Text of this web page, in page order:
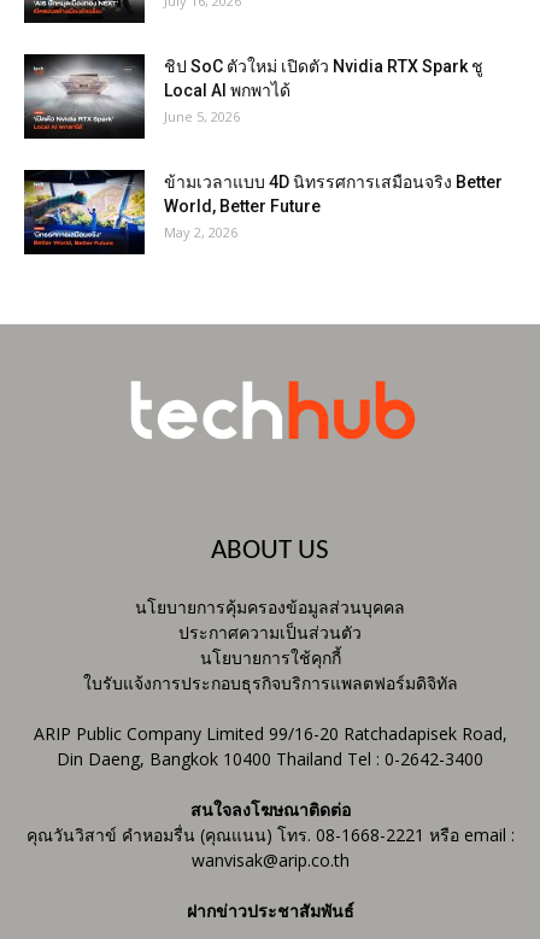
ชิป SoC ตัวใหม่ เปิดตัว Nvidia RTX Spark ชู
Local AI พกพาได้
June 5, 2026
ข้ามเวลาแบบ 4D นิทรรศการเสมือนจริง Better
World, Better Future
May 2, 2026
ABOUT US
นโยบายการคุ้มครองข้อมูลส่วนบุคคล
ประกาศความเป็นส่วนตัว
นโยบายการใช้คุกกี้
ใบรับแจ้งการประกอบธุรกิจบริการแพลตฟอร์มดิจิทัล
ARIP Public Company Limited 99/16-20 Ratchadapisek Road,
Din Daeng, Bangkok 10400 Thailand Tel : 0-2642-3400
สนใจลงโฆษณาติดต่อ
คุณวันวิสาข์ คำหอมรื่น (คุณแนน) โทร. 08-1668-2221 หรือ email :
wanvisak@arip.co.th
ฝากข่าวประชาสัมพันธ์